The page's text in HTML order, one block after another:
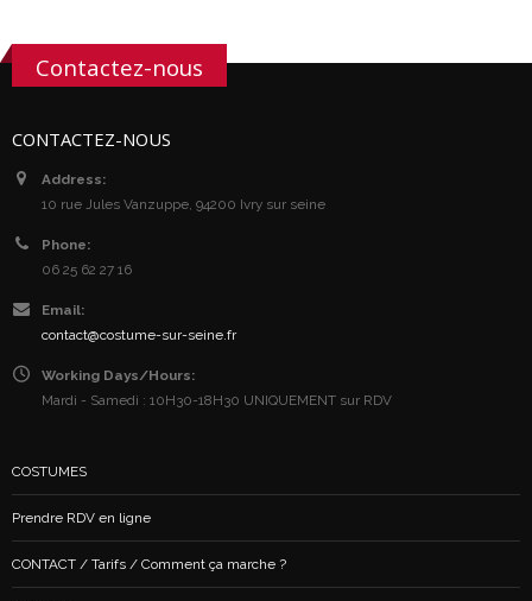
Contactez-nous
CONTACTEZ-NOUS
Address:
10 rue Jules Vanzuppe, 94200 Ivry sur seine
Phone:
06 25 62 27 16
Email:
contact@costume-sur-seine.fr
Working Days/Hours:
Mardi - Samedi : 10H30-18H30 UNIQUEMENT sur RDV
COSTUMES
Prendre RDV en ligne
CONTACT / Tarifs / Comment ça marche ?